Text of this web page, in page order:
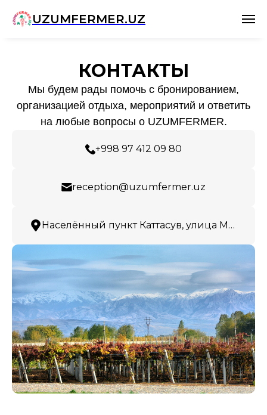
UZUMFERMER.UZ
КОНТАКТЫ
Мы будем рады помочь с бронированием,
организацией отдыха, мероприятий и ответить
на любые вопросы о UZUMFERMER.
+998 97 412 09 80
reception@uzumfermer.uz
Населённый пункт Каттасув, улица Миробод, 1/1